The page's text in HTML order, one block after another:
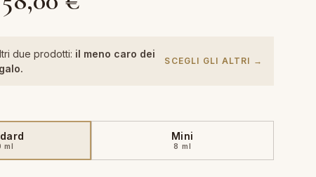
da
13,00 €
due prodotti: il meno caro dei
SCEGLI GLI ALTRI →
ml
Mini
8 ml